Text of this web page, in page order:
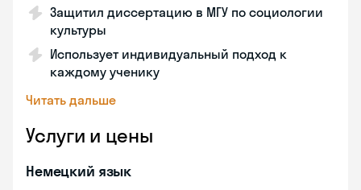
Защитил диссертацию в МГУ по социологии
культуры
Использует индивидуальный подход к
каждому ученику
Читать дальше
Услуги и цены
Немецкий язык